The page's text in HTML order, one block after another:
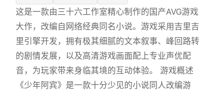
这是一款由三十六工作室精心制作的国产AVG游戏
大作，改编自网络经典同名小说。游戏采用吉里吉
里引擎开发，拥有极其细腻的文本叙事、峰回路转
的剧情发展，以及高清游戏画面配上专业声优配
音，为玩家带来身临其境的互动体验。 游戏概述
《少年阿宾》是一款十分少见的小说同人改编游